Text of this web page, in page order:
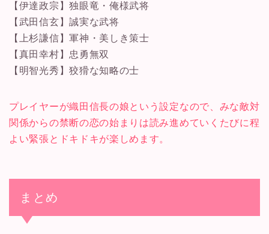
【伊達政宗】独眼竜・俺様武将
【武田信玄】誠実な武将
【上杉謙信】軍神・美しき策士
【真田幸村】忠勇無双
【明智光秀】狡猾な知略の士
プレイヤーが織田信長の娘という設定なので、みな敵対
関係からの禁断の恋の始まりは読み進めていくたびに程
よい緊張とドキドキが楽しめます。
まとめ